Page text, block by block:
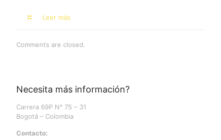
Leer más
Comments are closed.
Necesita más información?
Carrera 69P N° 75 – 31
Bogotá – Colombia
Contacto: